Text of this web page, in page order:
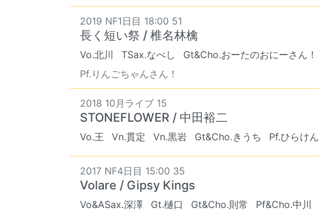
2019 NF1日目 18:00 51
長く短い祭 / 椎名林檎
Vo.北川 TSax.なべし Gt&Cho.おーたのおにーさん！
Pf.りんごちゃんさん！
2018 10月ライブ 15
STONEFLOWER / 中田裕二
Vo.王 Vn.貫定 Vn.黒岩 Gt&Cho.きうち Pf.ひらけん
2017 NF4日目 15:00 35
Volare / Gipsy Kings
Vo&ASax.深澤 Gt.樋口 Gt&Cho.則常 Pf&Cho.中川